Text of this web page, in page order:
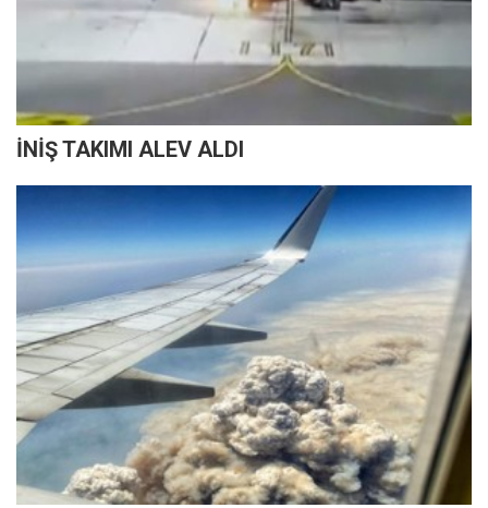
İNİŞ TAKIMI ALEV ALDI